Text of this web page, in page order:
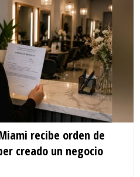
recibe orden de
creado un negocio